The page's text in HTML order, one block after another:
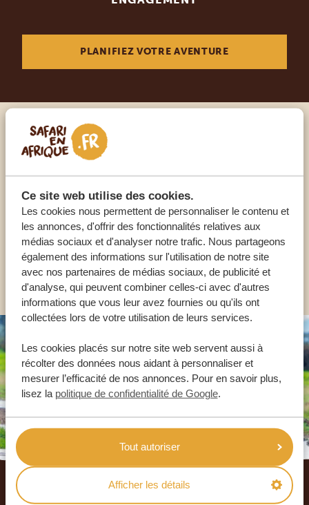
Ce site web utilise des cookies.
Les cookies nous permettent de personnaliser le contenu et
les annonces, d'offrir des fonctionnalités relatives aux
médias sociaux et d'analyser notre trafic. Nous partageons
également des informations sur l'utilisation de notre site
avec nos partenaires de médias sociaux, de publicité et
d'analyse, qui peuvent combiner celles-ci avec d'autres
informations que vous leur avez fournies ou qu'ils ont
collectées lors de votre utilisation de leurs services.
Les cookies placés sur notre site web servent aussi à
récolter des données nous aidant à personnaliser et
mesurer l’efficacité de nos annonces. Pour en savoir plus,
lisez la politique de confidentialité de Google.
Tout autoriser
Afficher les détails
PLANIFIEZ VOTRE AVENTURE
Appelez un expert
NOS SPÉCIALISTES SONT LÀ POUR VOUS
FR:+33 2 57 88 00 88
AUTRES PAYS
Footer
NOS CLIENTS NOUS RECOMMANDENT